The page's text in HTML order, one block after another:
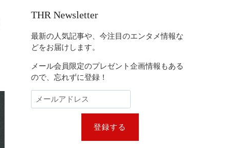
THR Newsletter
最新の人気記事や、今注目のエンタメ情報な
どをお届けします。
メール会員限定のプレゼント企画情報もある
ので、忘れずに登録！
登録する